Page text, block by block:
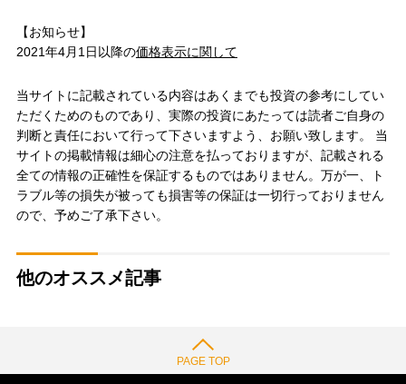
【お知らせ】
2021年4月1日以降の価格表示に関して
当サイトに記載されている内容はあくまでも投資の参考にしてい
ただくためのものであり、実際の投資にあたっては読者ご自身の
判断と責任において行って下さいますよう、お願い致します。 当
サイトの掲載情報は細心の注意を払っておりますが、記載される
全ての情報の正確性を保証するものではありません。万が一、ト
ラブル等の損失が被っても損害等の保証は一切行っておりません
ので、予めご了承下さい。
他のオススメ記事
PAGE TOP